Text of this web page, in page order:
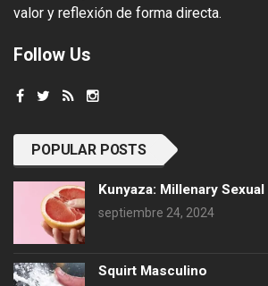
valor y reflexión de forma directa.
Follow Us
POPULAR POSTS
Kunyaza: Millenary
septiembre 24, 2024
Squirt Masculino